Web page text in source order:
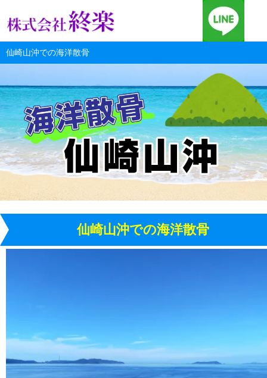
仙崎山沖での海洋散骨
仙崎山沖での海洋散骨